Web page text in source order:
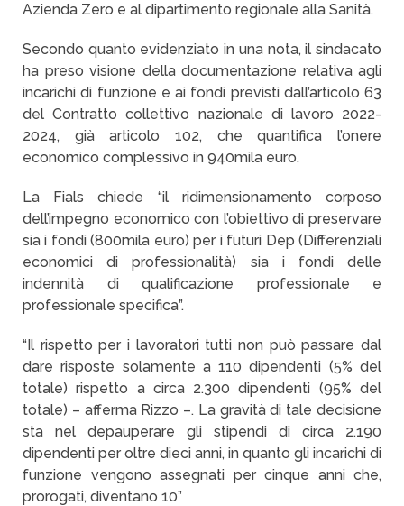
Azienda Zero e al dipartimento regionale alla Sanità.
Secondo quanto evidenziato in una nota, il sindacato
ha preso visione della documentazione relativa agli
incarichi di funzione e ai fondi previsti dall’articolo 63
del Contratto collettivo nazionale di lavoro 2022-
2024, già articolo 102, che quantifica l’onere
economico complessivo in 940mila euro.
La Fials chiede “il ridimensionamento corposo
dell’impegno economico con l’obiettivo di preservare
sia i fondi (800mila euro) per i futuri Dep (Differenziali
economici di professionalità) sia i fondi delle
indennità di qualificazione professionale e
professionale specifica”.
“Il rispetto per i lavoratori tutti non può passare dal
dare risposte solamente a 110 dipendenti (5% del
totale) rispetto a circa 2.300 dipendenti (95% del
totale) – afferma Rizzo –. La gravità di tale decisione
sta nel depauperare gli stipendi di circa 2.190
dipendenti per oltre dieci anni, in quanto gli incarichi di
funzione vengono assegnati per cinque anni che,
prorogati, diventano 10”